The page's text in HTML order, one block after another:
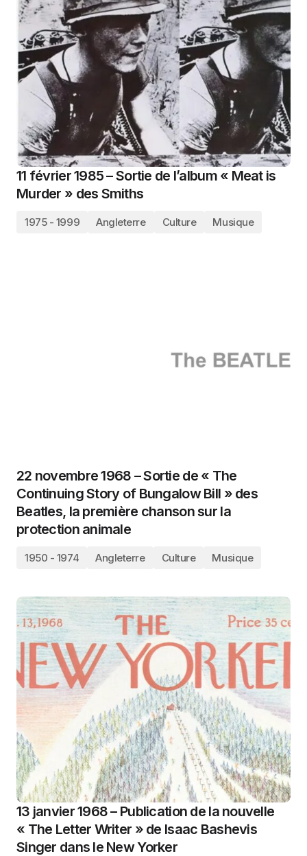
11 février 1985 – Sortie de l’album « Meat is
Murder » des Smiths
1975 - 1999 Angleterre Culture Musique
22 novembre 1968 – Sortie de « The
Continuing Story of Bungalow Bill » des
Beatles, la première chanson sur la
protection animale
1950 - 1974 Angleterre Culture Musique
13 janvier 1968 – Publication de la nouvelle
« The Letter Writer » de Isaac Bashevis
Singer dans le New Yorker